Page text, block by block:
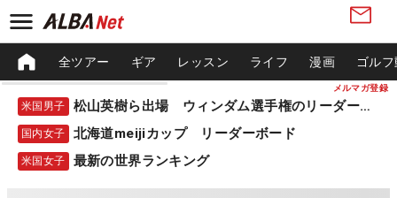
メルマガ登録
全ツアー ギア レッスン ライフ 漫画 ゴル
米国男子 松山英樹ら出場 ウィンダム選手権のリーダーボード
国内女子 北海道meijiカップ リーダーボード
米国女子 最新の世界ランキング